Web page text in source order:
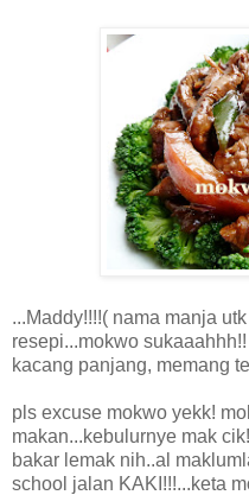
...Maddy!!!!( nama manja
resepi...mokwo
kacang panjang, memang
pls excuse mokwo yekk!
makan...kebulurnye mak
bakar lemak nih..al
school jalan KAKI!!!...keta